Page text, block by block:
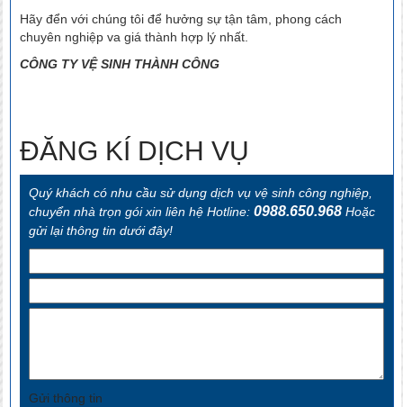
Hãy đển với chúng tôi để hưởng sự tận tâm, phong cách
chuyên nghiệp va giá thành hợp lý nhất.
CÔNG TY VỆ SINH THÀNH CÔNG
ĐĂNG KÍ DỊCH VỤ
Quý khách có nhu cầu sử dụng dịch vụ vệ sinh công nghiệp,
chuyển nhà trọn gói xin liên hệ Hotline: 0988.650.968Hoặc
gửi lại thông tin dưới đây!
Gửi thông tin